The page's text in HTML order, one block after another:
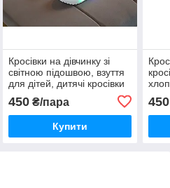
Кросівки на дівчинку зі
світною підошвою, взуття
для дітей, дитячі кросівки
450₴/пара
Купити
450